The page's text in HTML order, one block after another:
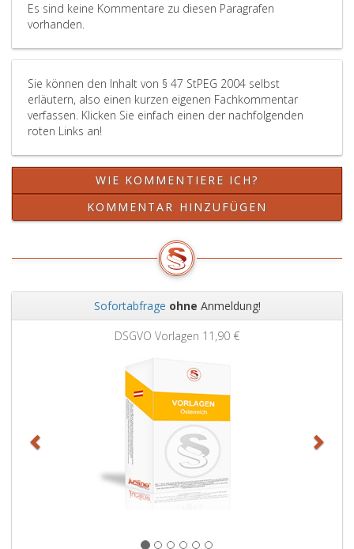
Es sind keine Kommentare zu diesen Paragrafen
vorhanden.
Sie können den Inhalt von § 47 StPEG 2004 selbst
erläutern, also einen kurzen eigenen Fachkommentar
verfassen. Klicken Sie einfach einen der nachfolgenden
roten Links an!
WIE KOMMENTIERE ICH?
KOMMENTAR HINZUFÜGEN
Sofortabfrage ohne Anmeldung!
DSGVO Vorlagen 11,90 €